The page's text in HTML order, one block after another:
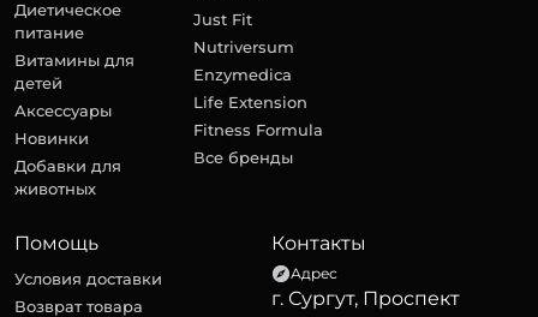
Диетическое
питание
Витамины для
детей
Аксессуары
Новинки
Добавки для
животных
Just Fit
Nutriversum
Enzymedica
Life Extension
Fitness Formula
Все бренды
Помощь
Условия доставки
Возврат товара
Контакты
Адрес
г. Сургут, Проспект